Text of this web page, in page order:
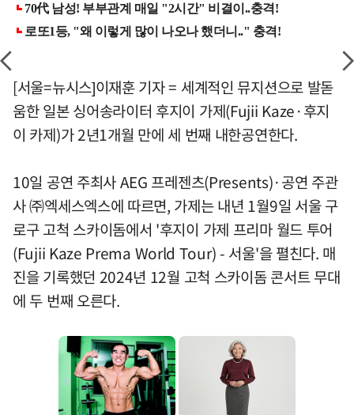
[서울=뉴시스]이재훈 기자 = 세계적인 뮤지션으로 발돋
움한 일본 싱어송라이터 후지이 가제(Fujii Kaze·후지
이 카제)가 2년1개월 만에 세 번째 내한공연한다.
10일 공연 주최사 AEG 프레젠츠(Presents)·공연 주관
사 ㈜엑세스엑스에 따르면, 가제는 내년 1월9일 서울 구
로구 고척 스카이돔에서 '후지이 가제 프리마 월드 투어
(Fujii Kaze Prema World Tour) - 서울'을 펼친다. 매
진을 기록했던 2024년 12월 고척 스카이돔 콘서트 무대
에 두 번째 오른다.